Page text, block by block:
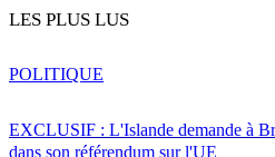
LES PLUS LUS
EXCLUSIF : L'Islande demande à
dans son référendum sur l'UE
POLITIQUE